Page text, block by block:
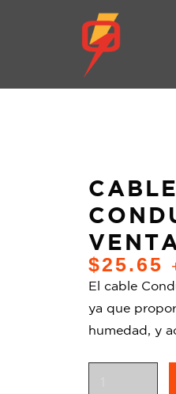
$25.65
El cable
ya que
humedad, y